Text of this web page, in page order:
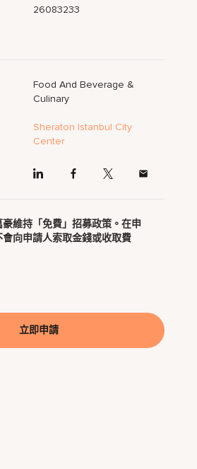
26083233
Food And Beverage &
Culinary
Sheraton Istanbul City
Center
維持「免費」招募政策。在申
向申請人索取金錢或收取費
立即申請